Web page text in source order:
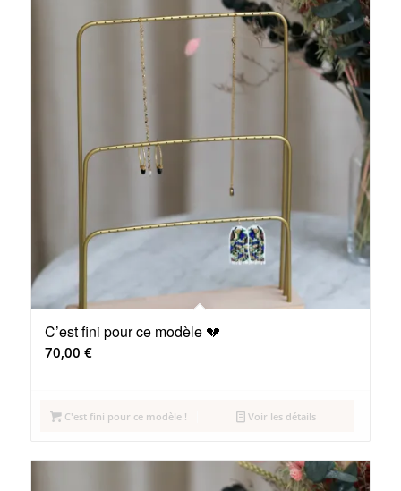
C’est fini pour ce modèle 💔
70,00 €
C'est fini pour ce modèle ! Voir les détails